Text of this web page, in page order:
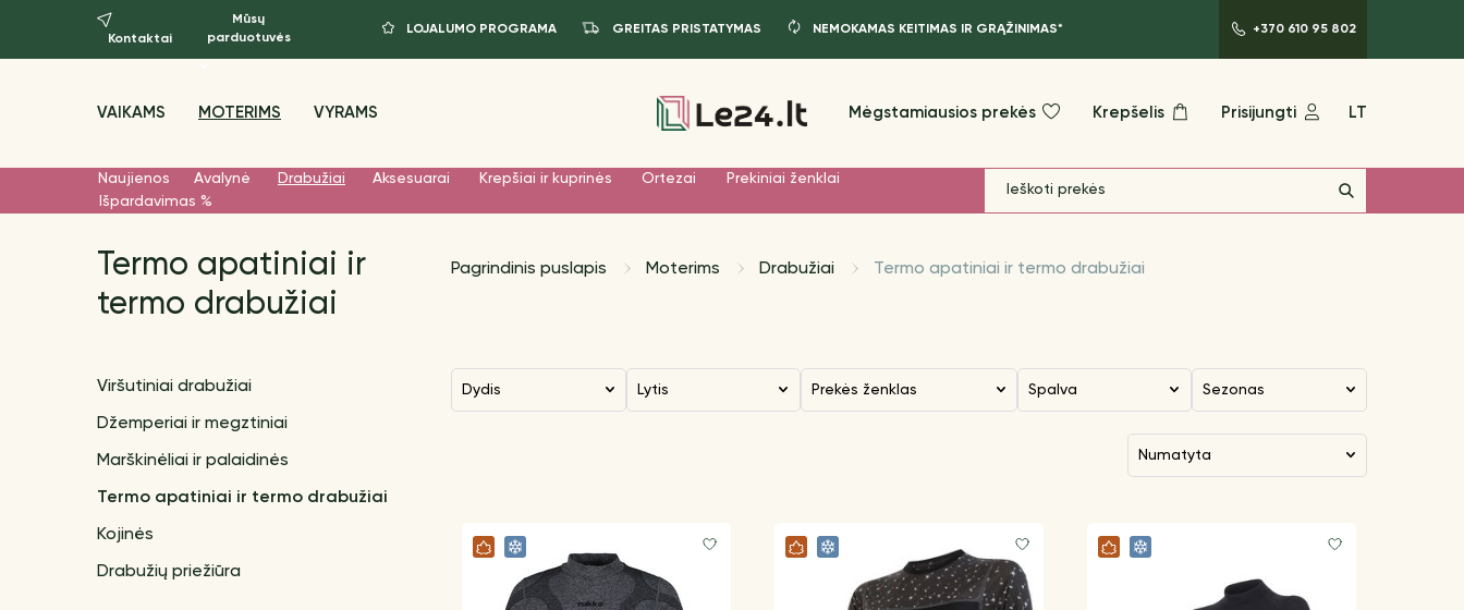
Kontaktai
Mūsų
parduotuvės
LOJALUMO PROGRAMA GREITAS PRISTATYMAS NEMOKAMAS KEITIMAS IR GRĄŽINIMAS* +370 610 95 802
VAIKAMS MOTERIMS VYRAMS Mėgstamiausios prekės Krepšelis Prisijungti LT
Naujienos Avalynė Drabužiai Aksesuarai Krepšiai ir kuprinės Ortezai
Prekiniai ženklai
Išpardavimas %
Termo apatiniai ir
termo drabužiai
Pagrindinis puslapis Moterims Drabužiai Termo apatiniai ir termo drabužiai
Viršutiniai drabužiai
Džemperiai ir megztiniai
Marškinėliai ir palaidinės
Termo apatiniai ir termo drabužiai
Kojinės
Drabužių priežiūra
Dydis Lytis Prekės ženklas Spalva Sezonas
numatyta